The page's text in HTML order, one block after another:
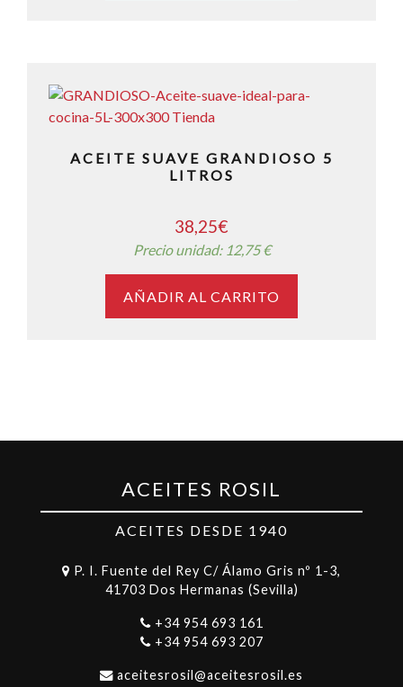
ACEITE SUAVE GRANDIOSO 5
LITROS
38,25€
Precio unidad: 12,75 €
AÑADIR AL CARRITO
ACEITES ROSIL
ACEITES DESDE 1940
P. I. Fuente del Rey C/ Álamo Gris nº 1-3,
41703 Dos Hermanas (Sevilla)
+34 954 693 161
+34 954 693 207
aceitesrosil@aceitesrosil.es